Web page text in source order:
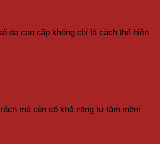
da cao cấp không chỉ là cách thể hiện
mà còn có khả năng tự làm mềm